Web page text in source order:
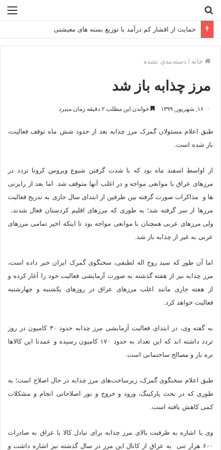
حمایت از اقشار کم‌ درآمد با توزیع بسته‌ های معیشتی
خانه / دسته‌بندی نشده
مرز چذابه باز شد
۱۶, شهریور, ۱۳۹۹ خواندن این مطلب ۲ دقیقه زمان میبرد
طبق اعلام مسئولان گمرک مرز چذابه بعد از حدود شش ماه توقف فعالیت،
باز شده است.
از اواسط اسفند ماه بود که با شدت گرفتن شیوع ویروس کرونا تردد در
مرزهای عراق با موانعی مواجه و در اغلب آنها متوقف شد. اما بعد از رایزنی
ها و مذاکرات صورت گرفته بین طرفین از ابتدای سال جاری به تدریج فعالیت
مرزها از سر گرفته شد؛ به طوری که مرزهای اقلیم کردستان فعال شدند،
ولی مرزهای عربی همچنان با موانعی مواجه بود تا اینکه اخیر تمامی مرزهای
عربی به غیر از چذابه باز شد.
اما آن طور که سید روح اله لطیفی، سخنگوی گمرک ایران خبر داده است،
مرز چذابه نیز از هفته گذشته به صورت آزمایشی فعالیت خود را آغاز کرده و
از هفته جاری مانند اغلب مرزهای عراق در روزهای یکشنبه و چهارشنبه
فعالیت خواهد کرد.
به گفته وی، در ابتدای فعالیت آزمایشی مرز چذابه حدود ۳۰ کامیون در روز
تردد داشته اند که این تعداد به حدود ۱۷۰ کامیون رسیده و عمدتا این کالاها
تره بار و مصالح ساختمانی است.
طبق اعلام سخنگوی گمرک، زیرساخت‌های مرز چذابه در حال اصلاح است؛ به
طوری که در بحث پارکینگ، ورود و خروج و نور اصلاحاتی انجام و مشکلات
کمی کاهش یافته است.
وی با اشاره به ظرفیت بالای مرز چذابه برای تبادل کالا با عراق به صادرات
۶۰۰ هزار تنی به عراق از کانال این مرز در سال گذشته نیز اشاره داشت و